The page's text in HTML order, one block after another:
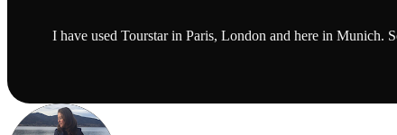
I have used Tourstar in Paris, London and here in Munich.